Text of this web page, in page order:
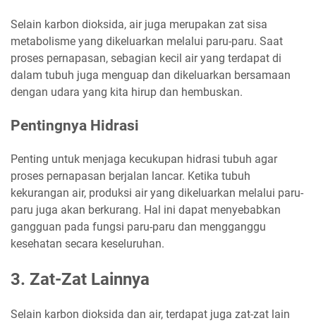
Selain karbon dioksida, air juga merupakan zat sisa
metabolisme yang dikeluarkan melalui paru-paru. Saat
proses pernapasan, sebagian kecil air yang terdapat di
dalam tubuh juga menguap dan dikeluarkan bersamaan
dengan udara yang kita hirup dan hembuskan.
Pentingnya Hidrasi
Penting untuk menjaga kecukupan hidrasi tubuh agar
proses pernapasan berjalan lancar. Ketika tubuh
kekurangan air, produksi air yang dikeluarkan melalui paru-
paru juga akan berkurang. Hal ini dapat menyebabkan
gangguan pada fungsi paru-paru dan mengganggu
kesehatan secara keseluruhan.
3. Zat-Zat Lainnya
Selain karbon dioksida dan air, terdapat juga zat-zat lain